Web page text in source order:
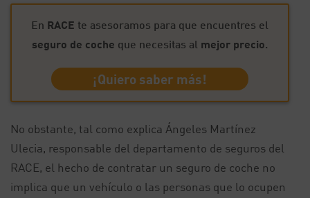
En RACE te asesoramos para que encuentres el
seguro de coche que necesitas al mejor precio.
¡Quiero saber más!
No obstante, tal como explica Ángeles Martínez
Ulecia, responsable del departamento de seguros del
RACE, el hecho de contratar un seguro de coche no
implica que un vehículo o las personas que lo ocupen